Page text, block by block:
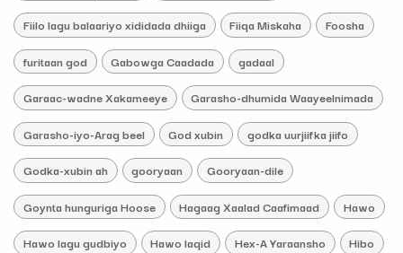
Fiilo lagu balaariyo xididada dhiiga Fiiqa Miskaha Foosha
furitaan god Gabowga Caadada gadaal
Garaac-wadne Xakameeye Garasho-dhumida Waayeelnimada
Garasho-iyo-Arag beel God xubin godka uurjiifka jiifo
Godka-xubin ah gooryaan Gooryaan-dile
Goynta hunguriga Hoose Hagaag Xaalad Caafimaad Hawo
Hawo lagu gudbiyo Hawo laqid Hex-A Yaraansho Hibo